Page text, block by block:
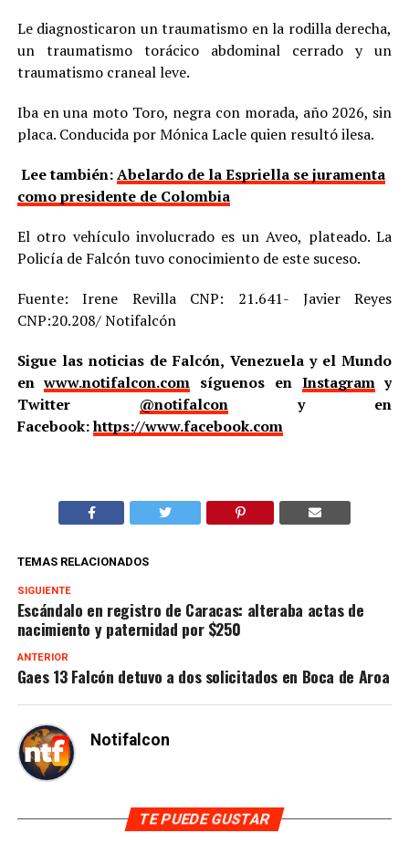
Le diagnosticaron un traumatismo en la rodilla derecha,
un traumatismo torácico abdominal cerrado y un
traumatismo craneal leve.
Iba en una moto Toro, negra con morada, año 2026, sin
placa. Conducida por Mónica Lacle quien resultó ilesa.
Lee también:Abelardo de la Espriella se juramenta
como presidente de Colombia
El otro vehículo involucrado es un Aveo, plateado. La
Policía de Falcón tuvo conocimiento de este suceso.
Fuente: Irene Revilla CNP: 21.641- Javier Reyes
CNP:20.208/ Notifalcón
Sigue las noticias de Falcón, Venezuela y el Mundo
enwww.notifalcon.com síguenos en Instagramy
Twitter @notifalcony en
Facebook:https://www.facebook.com
TEMAS RELACIONADOS
SIGUIENTE
Escándalo en registro de Caracas: alteraba actas de
nacimiento y paternidad por $250
ANTERIOR
Gaes 13 Falcón detuvo a dos solicitados en Boca de Aroa
Notifalcon
TE PUEDE GUSTAR